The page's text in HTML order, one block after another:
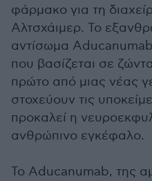
φάρμακο για τη
Αλτσχάιμερ. Το
αντίσωμα
που βασίζεται σε
πρώτο από μιας νέας
στοχεύουν τις
προκαλεί η
ανθρώπινο εγκέφαλο.
To Αducanumab, της